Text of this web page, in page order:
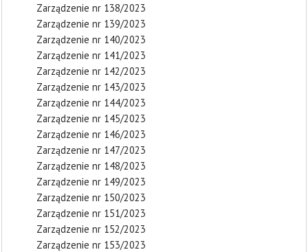
Zarządzenie nr 138/2023
Zarządzenie nr 139/2023
Zarządzenie nr 140/2023
Zarządzenie nr 141/2023
Zarządzenie nr 142/2023
Zarządzenie nr 143/2023
Zarządzenie nr 144/2023
Zarządzenie nr 145/2023
Zarządzenie nr 146/2023
Zarządzenie nr 147/2023
Zarządzenie nr 148/2023
Zarządzenie nr 149/2023
Zarządzenie nr 150/2023
Zarządzenie nr 151/2023
Zarządzenie nr 152/2023
Zarządzenie nr 153/2023